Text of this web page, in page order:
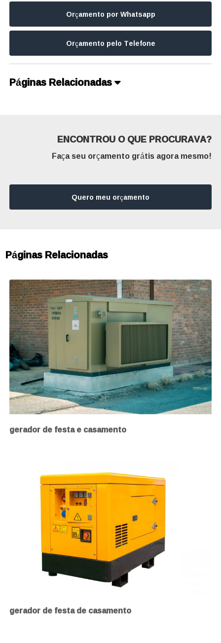
Orçamento por Whatsapp
Orçamento pelo Telefone
Páginas Relacionadas
ENCONTROU O QUE PROCURAVA?
Faça seu orçamento grátis agora mesmo!
Quero meu orçamento
Páginas Relacionadas
gerador de festa e casamento
gerador de festa de casamento